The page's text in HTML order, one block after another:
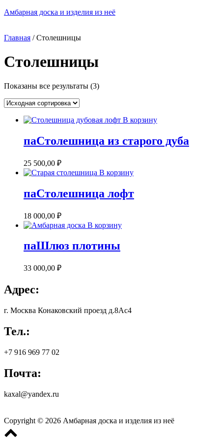
Skip
Амбарная доска и изделия из неё
Menu
Главная / Столешницы
Столешницы
Показаны все результаты (3)
В корзину
паСтолешница из старого дуба
25 500,00 ₽
В корзину
паСтолешница лофт
18 000,00 ₽
В корзину
паШлюз плотины
33 000,00 ₽
Адрес:
г. Москва Конаковский проезд д.8Ас4
Тел.:
+7 916 969 77 02
Почта:
kaxal@yandex.ru
Copyright © 2026 Амбарная доска и изделия из неё
Scroll
to